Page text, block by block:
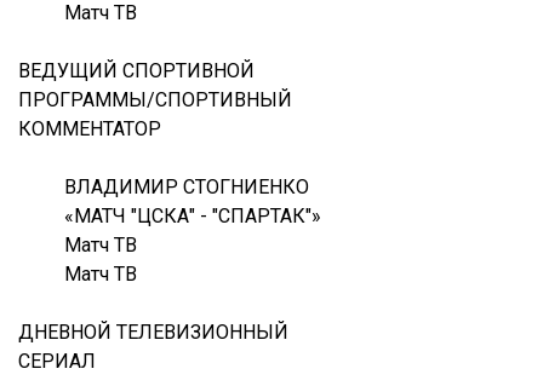
Матч ТВ
ВЕДУЩИЙ СПОРТИВНОЙ
ПРОГРАММЫ/СПОРТИВНЫЙ
КОММЕНТАТОР
ВЛАДИМИР СТОГНИЕНКО
«МАТЧ "ЦСКА" - "СПАРТАК"»
Матч ТВ
Матч ТВ
ДНЕВНОЙ ТЕЛЕВИЗИОННЫЙ
СЕРИАЛ